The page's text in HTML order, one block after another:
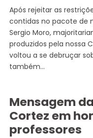
Após rejeitar as
contidas no pacote de
Sergio Moro,
produzidos pela nossa
voltou a se debruçar
também…
Mensagem
Cortez em
professores